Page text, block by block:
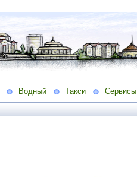
Водный Такси Сервисы